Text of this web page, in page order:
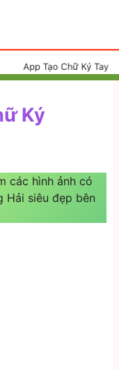
Ký
các hình ảnh có
Hải siêu đẹp bên